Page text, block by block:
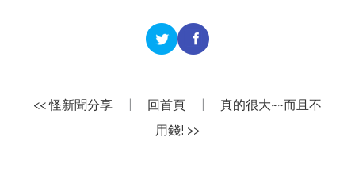
<< 怪新聞分享 回首頁
真的很大~~而且不
用錢! >>